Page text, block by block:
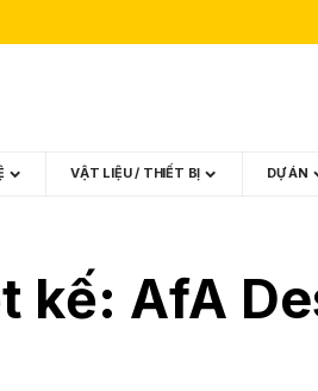
VẬT LIỆU / THIẾT BỊ DỰ ÁN
kế: AfA